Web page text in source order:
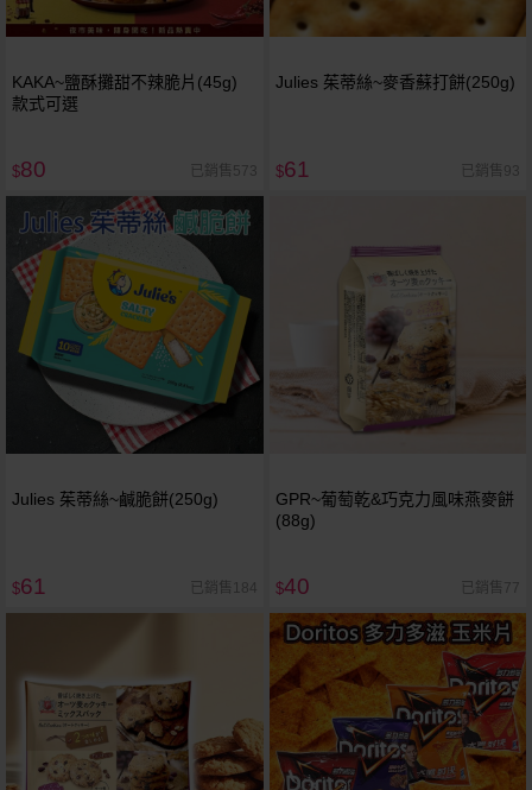
KAKA~鹽酥攤甜不辣脆片(45g)
款式可選
$80 已銷售573
Julies 茱蒂絲~麥香蘇打餅(250g)
$61 已銷售93
Julies 茱蒂絲~鹹脆餅(250g)
$61 已銷售184
GPR~葡萄乾&巧克力風味燕麥餅
(88g)
$40 已銷售77